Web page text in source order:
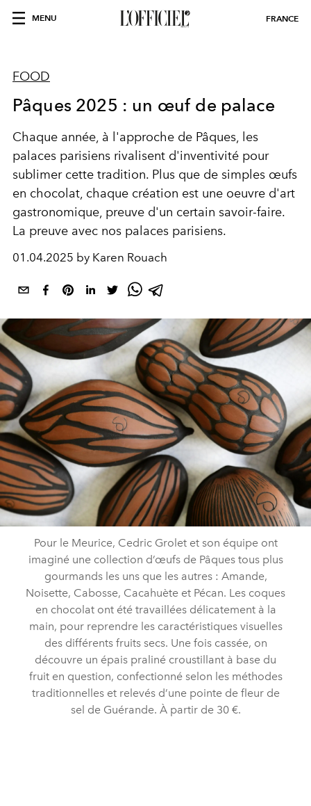
MENU FRANCE
FOOD
Pâques 2025 : un œuf de palace
Chaque année, à l'approche de Pâques, les
palaces parisiens rivalisent d'inventivité pour
sublimer cette tradition. Plus que de simples œufs
en chocolat, chaque création est une oeuvre d'art
gastronomique, preuve d'un certain savoir-faire.
La preuve avec nos palaces parisiens.
01.04.2025 by Karen Rouach
Pour le Meurice, Cedric Grolet et son équipe ont
imaginé une collection d’œufs de Pâques tous plus
gourmands les uns que les autres : Amande,
Noisette, Cabosse, Cacahuète et Pécan. Les coques
en chocolat ont été travaillées délicatement à la
main, pour reprendre les caractéristiques visuelles
des différents fruits secs. Une fois cassée, on
découvre un épais praliné croustillant à base du
fruit en question, confectionné selon les méthodes
traditionnelles et relevés d’une pointe de fleur de
sel de Guérande. À partir de 30 €.